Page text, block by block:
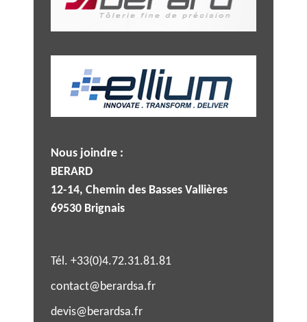
Nous joindre :
BERARD
12-14, Chemin des Basses Vallières
69530 Brignais
Tél. +33(0)4.72.31.81.81
contact@berardsa.fr
devis@berardsa.fr